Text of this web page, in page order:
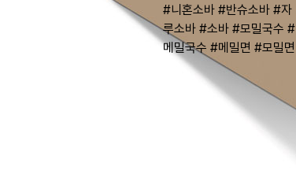
#니혼소바 #반슈소바 #자
루소바 #소바 #모밀국수 #
메밀국수 #메밀면 #모밀면